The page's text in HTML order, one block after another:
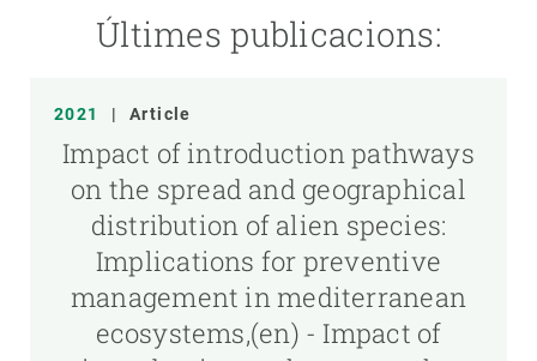
Últimes publicacions:
2021 | Article
Impact of introduction pathways
on the spread and geographical
distribution of alien species:
Implications for preventive
management in mediterranean
ecosystems,(en) - Impact of